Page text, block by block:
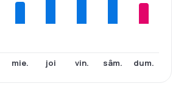
mie. joi vin. sâm. dum.